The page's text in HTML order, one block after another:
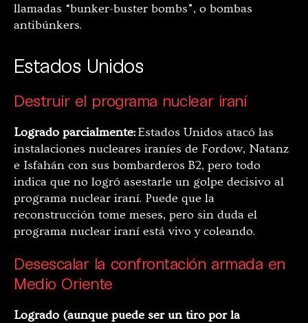
llamadas “bunker-buster bombs”, o bombas
antibúnkers.
Estados Unidos
Destruir el programa nuclear iraní
Logrado parcialmente:Estados Unidos atacó las
instalaciones nucleares iraníes de Fordow, Natanz
e Isfahán con sus bombarderos B2, pero todo
indica que no logró asestarle un golpe decisivo al
programa nuclear iraní. Puede que la
reconstrucción tome meses, pero sin duda el
programa nuclear iraní está vivo y coleando.
Desescalar la confrontación armada en
Medio Oriente
Logrado (aunque puede ser un tiro por la